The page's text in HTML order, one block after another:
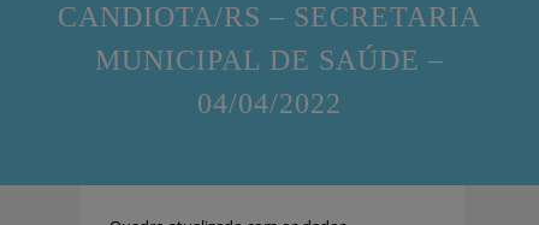
CANDIOTA/RS – SECRETARIA
MUNICIPAL DE SAÚDE –
04/04/2022